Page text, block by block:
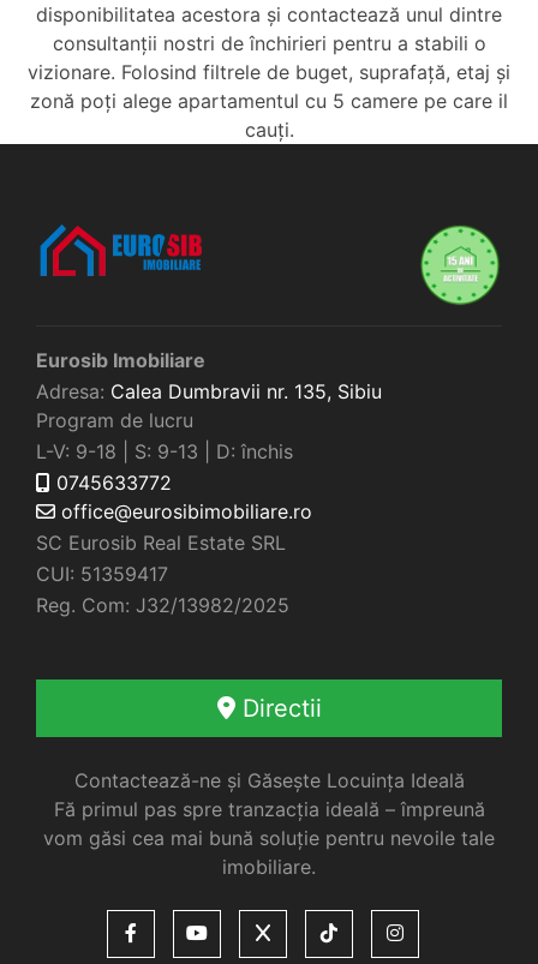
disponibilitatea acestora și contactează unul dintre
consultanții nostri de închirieri pentru a stabili o
vizionare. Folosind filtrele de buget, suprafață, etaj și
zonă poți alege apartamentul cu 5 camere pe care il
cauți.
Eurosib Imobiliare
Adresa: Calea Dumbravii nr. 135, Sibiu
Program de lucru
L-V: 9-18 | S: 9-13 | D: închis
0745633772
office@eurosibimobiliare.ro
SC Eurosib Real Estate SRL
CUI: 51359417
Reg. Com: J32/13982/2025
Directii
Contactează-ne și Găsește Locuința Ideală
Fă primul pas spre tranzacția ideală – împreună
vom găsi cea mai bună soluție pentru nevoile tale
imobiliare.